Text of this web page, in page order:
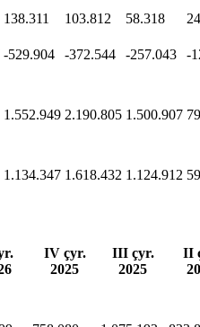
138.311 103.812 58.318
-529.904 -372.544 -257.043
-
1.552.949 2.190.805 1.500.907
1.134.347 1.618.432 1.124.912
IV çyr.
2025
III çyr.
2025
II